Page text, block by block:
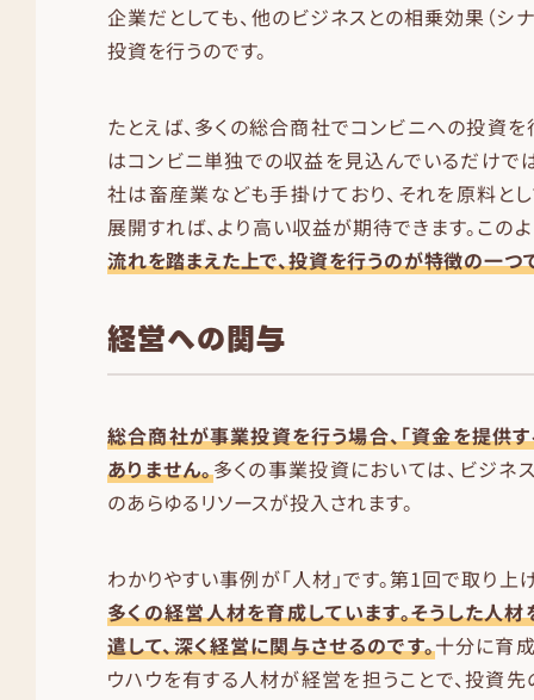
企業だとしても、他のビジネスとの相乗効果（シ
投資を行うのです。
たとえば、多くの総合商社でコンビニへの投資を
はコンビニ単独での収益を見込んでいるだけで
社は畜産業なども手掛けており、それを原料と
展開すれば、より高い収益が期待できます。この
流れを踏まえた上で、投資を行うのが特徴の一つ
経営への関与
総合商社が事業投資を行う場合、「資金を提供す
ありません。多くの事業投資においては、ビジネ
のあらゆるリソースが投入されます。
わかりやすい事例が「人材」です。第1回で取り上
多くの経営人材を育成しています。そうした人
遣して、深く経営に関与させるのです。十分に育成
ウハウを有する人材が経営を担うことで、投資